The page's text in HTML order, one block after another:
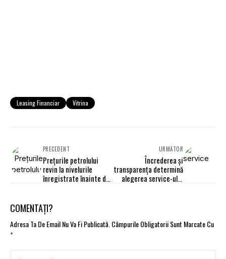
Leasing Financiar Vitrina
PRECEDENT
Prețurile petrolului
revin la nivelurile
înregistrate înainte de
sub 73 $/baril
URMĂTOR
Încrederea și
transparența determină
alegerea service-ului
COMENTAȚI?
Adresa Ta De Email Nu Va Fi Publicată.Câmpurile Obligatorii Sunt Marcate Cu
*